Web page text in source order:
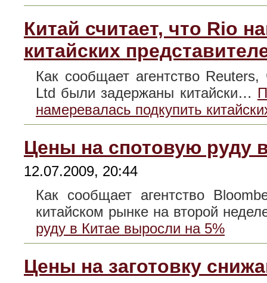
Китай считает, что Rio
китайских
Как сообщает агентство
Ltd были задержаны китайски…
намеревалась подкупить
Цены на спотовую руду
12.07.2009, 20:44
Как сообщает агентство
китайском рынке на второй
руду в Китае выросли на 5%
Цены на заготовку